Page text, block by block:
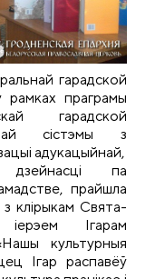
гарадской
рамках праграмы
гарадской
сістэмы з
адукацыйнай,
дзейнасці па
прайшла
з клірыкам Свята-
іерэем Ігарам
культурныя
Ігар распавёў